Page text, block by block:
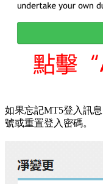
如果忘記MT5登入訊
號或重置登入密碼。